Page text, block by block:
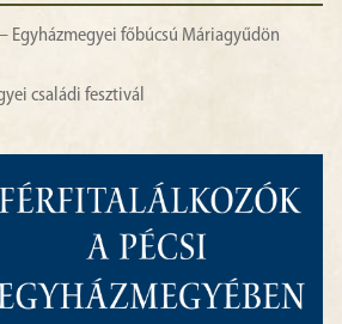
Egyházmegyei főbúcsú Máriagyűdön
családi fesztivál